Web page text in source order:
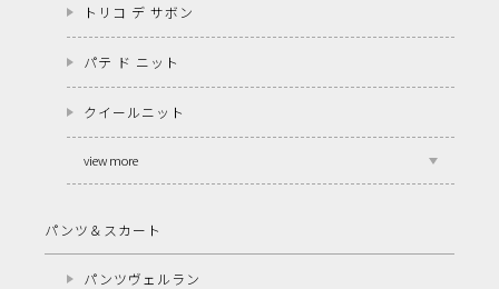
トリコ デ サボン
パテ ド ニット
クイールニット
view more
パンツ＆スカート
パンツヴェルラン